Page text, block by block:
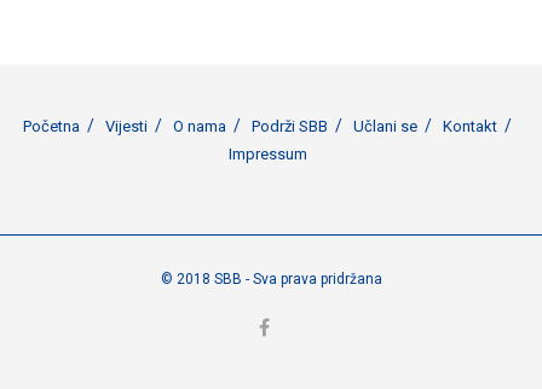
Početna Vijesti O nama Podrži SBB Učlani se
Kontakt
Impressum
© 2018 SBB - Sva prava pridržana